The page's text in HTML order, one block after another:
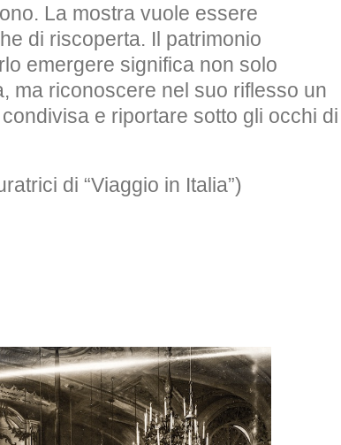
La mostra vuole essere
di riscoperta. Il patrimonio
emergere significa non solo
ma riconoscere nel suo riflesso un
e riportare sotto gli occhi di
di “Viaggio in Italia”)